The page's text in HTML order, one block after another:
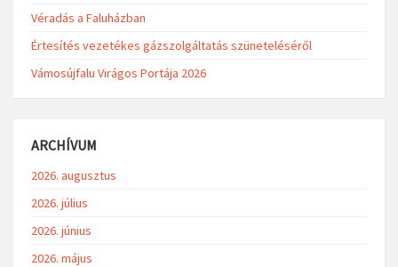
Véradás a Faluházban
Értesítés vezetékes gázszolgáltatás szüneteléséről
Vámosújfalu Virágos Portája 2026
ARCHÍVUM
2026. augusztus
2026. július
2026. június
2026. május